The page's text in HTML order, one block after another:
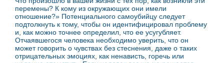
перемены? К кому из окружающих они имели
отношение?» Потенциального самоубийцу следует
подтолкнуть к тому, чтобы он идентифицировал проблему
и, как можно точнее определил, что ее усугубляет.
Отчаявшегося человека необходимо уверить, что он
может говорить о чувствах без стеснения, даже о таких
отрицательных эмоциях, как ненависть, горечь или